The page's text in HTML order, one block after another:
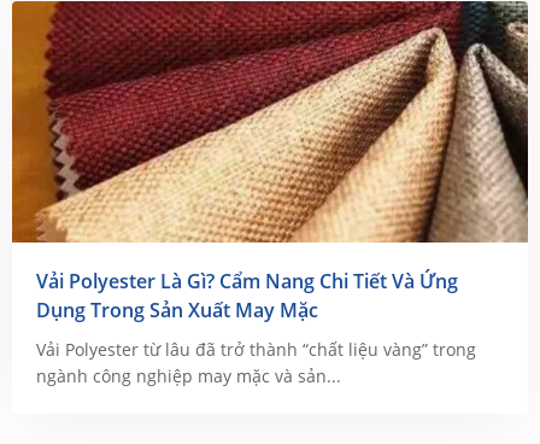
Vải Polyester Là Gì? Cẩm Nang Chi Tiết Và Ứng
Dụng Trong Sản Xuất May Mặc
Vải Polyester từ lâu đã trở thành “chất liệu vàng” trong
ngành công nghiệp may mặc và sản...